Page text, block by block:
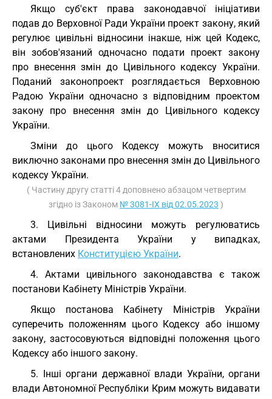
Якщо суб'єкт права законодавчої ініціативи
подав до Верховної Ради України проект закону, який
регулює цивільні відносини інакше, ніж цей Кодекс,
він зобов'язаний одночасно подати проект закону
про внесення змін до Цивільного кодексу України.
Поданий законопроект розглядається Верховною
Радою України одночасно з відповідним проектом
закону про внесення змін до Цивільного кодексу
України.
Зміни до цього Кодексу можуть вноситися
виключно законами про внесення змін до Цивільного
кодексу України.
( Частину другу статті 4 доповнено абзацом четвертим
згідно із Законом № 3081-IX від 02.05.2023 )
3. Цивільні відносини можуть регулюватись
актами Президента України у випадках,
встановлених Конституцією України.
4. Актами цивільного законодавства є також
постанови Кабінету Міністрів України.
Якщо постанова Кабінету Міністрів України
суперечить положенням цього Кодексу або іншому
закону, застосовуються відповідні положення цього
Кодексу або іншого закону.
5. Інші органи державної влади України, органи
влади Автономної Республіки Крим можуть видавати